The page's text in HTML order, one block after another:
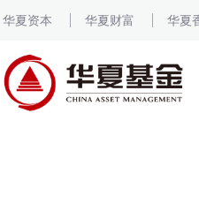
华夏资本 华夏财富 华夏